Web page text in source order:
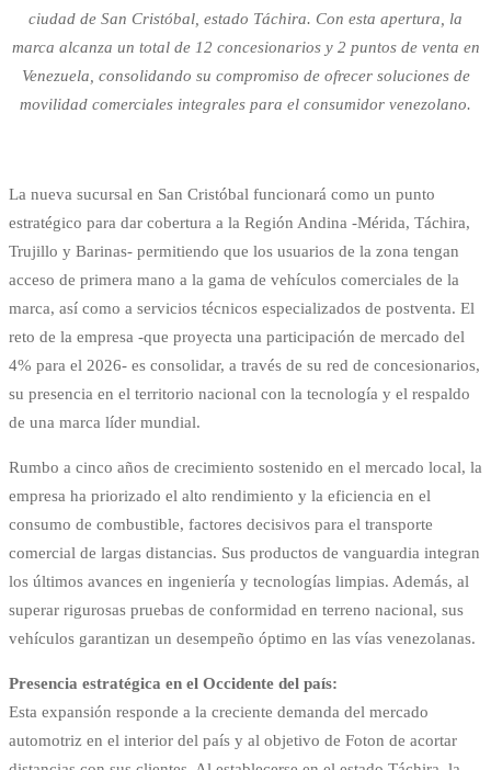
ciudad de San Cristóbal, estado Táchira. Con esta apertura, la
marca alcanza un total de 12 concesionarios y 2 puntos de venta en
Venezuela, consolidando su compromiso de ofrecer soluciones de
movilidad comerciales integrales para el consumidor venezolano.
La nueva sucursal en San Cristóbal funcionará como un punto
estratégico para dar cobertura a la Región Andina -Mérida, Táchira,
Trujillo y Barinas- permitiendo que los usuarios de la zona tengan
acceso de primera mano a la gama de vehículos comerciales de la
marca, así como a servicios técnicos especializados de postventa. El
reto de la empresa -que proyecta una participación de mercado del
4% para el 2026- es consolidar, a través de su red de concesionarios,
su presencia en el territorio nacional con la tecnología y el respaldo
de una marca líder mundial.
Rumbo a cinco años de crecimiento sostenido en el mercado local, la
empresa ha priorizado el alto rendimiento y la eficiencia en el
consumo de combustible, factores decisivos para el transporte
comercial de largas distancias. Sus productos de vanguardia integran
los últimos avances en ingeniería y tecnologías limpias. Además, al
superar rigurosas pruebas de conformidad en terreno nacional, sus
vehículos garantizan un desempeño óptimo en las vías venezolanas.
Presencia estratégica en el Occidente del país:
Esta expansión responde a la creciente demanda del mercado
automotriz en el interior del país y al objetivo de Foton de acortar